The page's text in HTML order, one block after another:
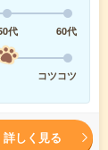
代
60代
コツコツ
詳しく見る